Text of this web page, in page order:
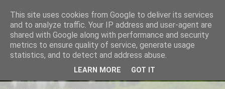
This site uses cookies from Google to deliver its services
and to analyze traffic. Your IP address and user-agent are
shared with Google along with performance and security
metrics to ensure quality of service, generate usage
statistics, and to detect and address abuse.
LEARN MORE GOT IT